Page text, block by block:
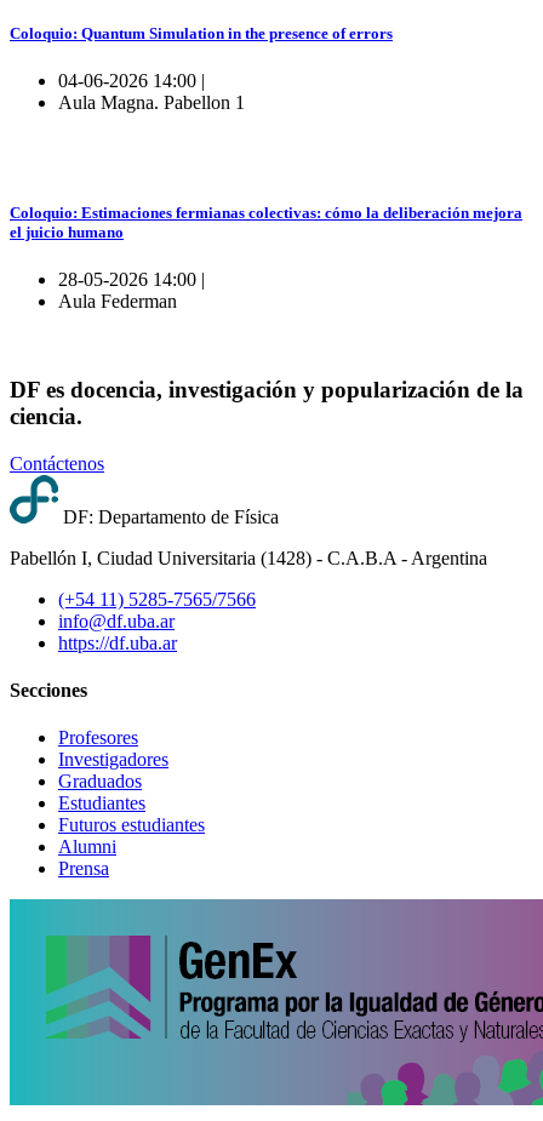
Coloquio: Quantum Simulation in the presence of errors
04-06-2026 14:00 |
Aula Magna. Pabellon 1
Coloquio: Estimaciones fermianas colectivas: cómo la deliberación mejora
el juicio humano
28-05-2026 14:00 |
Aula Federman
DF es docencia, investigación y popularización de la
ciencia.
Contáctenos
DF: Departamento de Física
Pabellón I, Ciudad Universitaria (1428) - C.A.B.A - Argentina
(+54 11) 5285-7565/7566
info@df.uba.ar
https://df.uba.ar
Secciones
Profesores
Investigadores
Graduados
Estudiantes
Futuros estudiantes
Alumni
Prensa